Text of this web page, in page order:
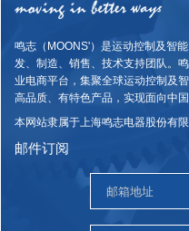
鸣志（MOONS'）是运动控制及智
发、制造、销售、技术支持团队。
业电商平台，集聚全球运动控制及
高品质、有特色产品，实现面向中
本网站隶属于上海鸣志电器股份有限
邮件订阅